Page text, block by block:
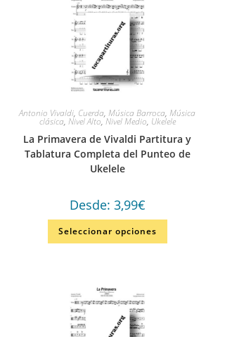
Antonio Vivaldi, Cuerda,Música Barroca,Música
clásica, Nivel Alto,Nivel Medio, Ukelele
La Primavera de Vivaldi Partitura y
Tablatura Completa del Punteo de
Ukelele
Desde: 3,99€
Seleccionar opciones